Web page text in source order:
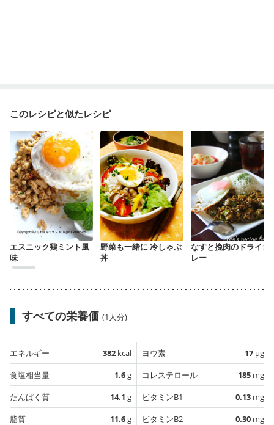
このレシピと似たレシピ
エスニック鶏ミント風
味
野菜も一緒に 冷しゃぶ
丼
なすと挽肉のドライカ
レー
すべての栄養価 (1人分)
エネルギー 382 kcal
食塩相当量
1.6g
たんぱく質
14.1 g
脂質
11.6g
ヨウ素 17 µg
コレステロール
185 mg
ビタミンB1
0.13 mg
ビタミンB2
0.30 mg